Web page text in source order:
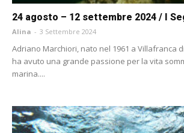
24 agosto – 12 settembre 2024 / I
Alina - 3 Settembre 2024
Adriano Marchiori, nato nel 1961 a Villafranca
ha avuto una grande passione per la vita
marina....